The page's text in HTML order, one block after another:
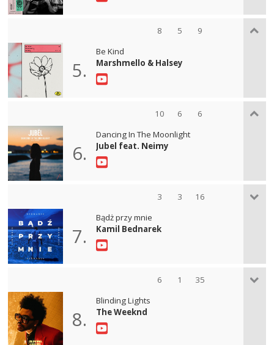
8 5 9
5.
Be Kind
Marshmello & Halsey
10 6 6
6.
Dancing In The Moonlight
Jubel feat. Neimy
3 3 16
7.
Bądż przy mnie
Kamil Bednarek
6 1 35
8.
Blinding Lights
The Weeknd